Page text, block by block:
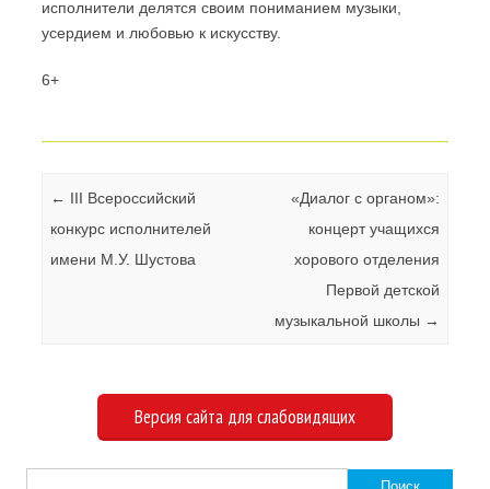
исполнители делятся своим пониманием музыки,
усердием и любовью к искусству.
6+
Навигация по записям
← III Всероссийский
конкурс исполнителей
имени М.У. Шустова
«Диалог с органом»:
концерт учащихся
хорового отделения
Первой детской
музыкальной школы →
Версия сайта для слабовидящих